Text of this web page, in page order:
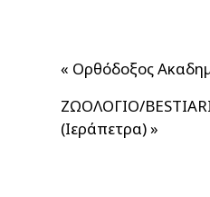
« Ορθόδοξος
ΖΩΟΛΟΓΙΟ/
(Ιεράπετρα)»